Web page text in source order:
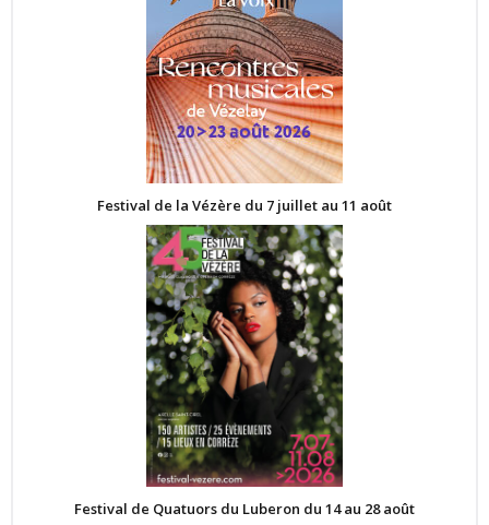
Festival de la Vézère du 7 juillet au 11 août
Festival de Quatuors du Luberon du 14 au 28 août